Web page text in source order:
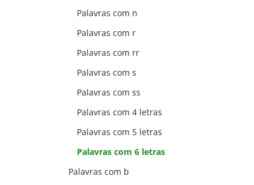
Palavras com n
Palavras com r
Palavras com rr
Palavras com s
Palavras com ss
Palavras com 4 letras
Palavras com 5 letras
Palavras com 6 letras
Palavras com b